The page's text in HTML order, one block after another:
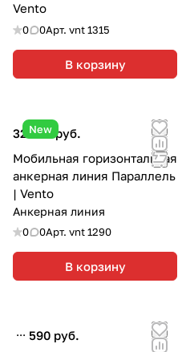
Vento
0 0Арт. vnt 1315
В корзину
New
32 990 руб.
Мобильная горизонтальная
анкерная линия Параллель
| Vento
Анкерная линия
0 0Арт. vnt 1290
В корзину
590 руб.